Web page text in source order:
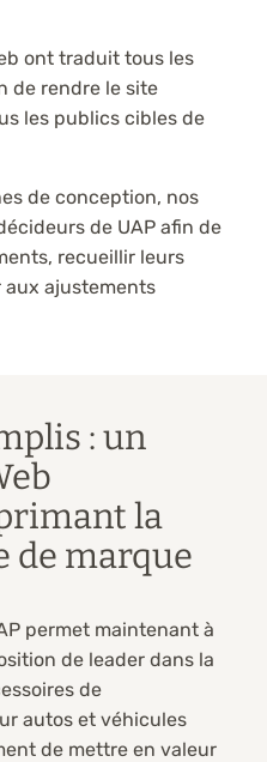
ont traduit tous les
de rendre le site
les publics cibles de
de conception, nos
de UAP afin de
recueillir leurs
ajustements
: un
la
de marque
permet maintenant à
de leader dans la
de
autos et véhicules
de mettre en valeur